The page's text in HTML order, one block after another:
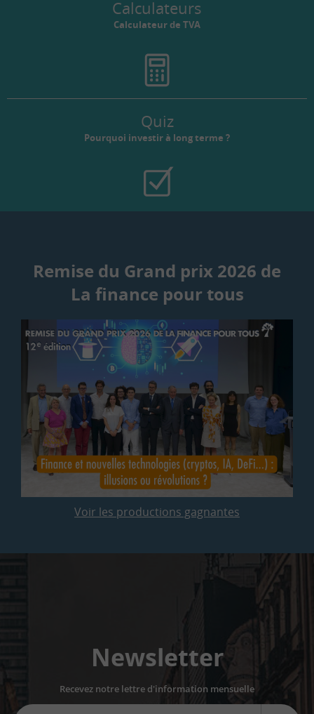
Calculateurs
Calculateur de TVA
Quiz
Pourquoi investir à long terme ?
Remise du Grand prix 2026 de
La finance pour tous
Voir les productions gagnantes
Newsletter
Recevez notre lettre d'information mensuelle